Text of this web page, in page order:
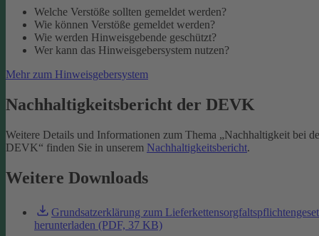
Welche Verstöße sollten gemeldet werden?
Wie können Verstöße gemeldet werden?
Wie werden Hinweisgebende geschützt?
Wer kann das Hinweisgebersystem nutzen?
Mehr zum Hinweisgebersystem
Nachhaltigkeitsbericht der DEVK
Weitere Details und Informationen zum Thema „Nachhaltigkeit bei
DEVK“ finden Sie in unserem Nachhaltigkeitsbericht.
Weitere Downloads
Grundsatzerklärung zum
herunterladen (PDF, 37 KB)